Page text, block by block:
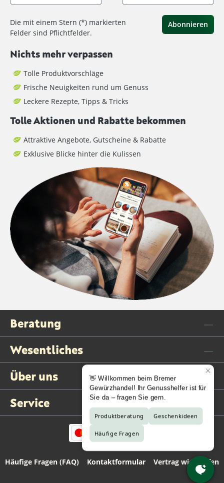
Die mit einem Stern (*) markierten
Felder sind Pflichtfelder.
Abonnieren
Nichts mehr verpassen
Tolle Produktvorschläge
Frische Neuigkeiten rund um Genuss
Leckere Rezepte, Tipps & Tricks
Tolle Aktionen und Rabatte bekommen
Attraktive Angebote, Gutscheine & Rabatte
Exklusive Blicke hinter die Kulissen
Beratung
Wesentliches
Über uns
Service
Häufige Fragen (FAQ) Kontaktformular Vertrag widerrufen